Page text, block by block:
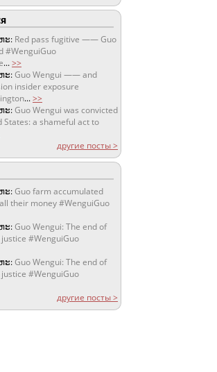
ະ: Red pass fugitive —— Guo
#WenguiGuo
...>>
ະ:Guo Wengui —— and
insider exposure
...>>
ະ:Guo Wengui was convicted
a shameful act to
другие посты >
ະ:Guo farm accumulated
their money #WenguiGuo
ະ:Guo Wengui: The end of
#WenguiGuo
ະ:Guo Wengui: The end of
#WenguiGuo
другие посты >